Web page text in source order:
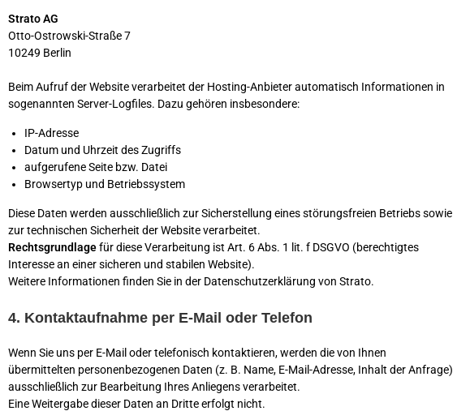
Strato AG
Otto-Ostrowski-Straße 7
10249 Berlin
Beim Aufruf der Website verarbeitet der Hosting-Anbieter automatisch Informationen in
sogenannten Server-Logfiles. Dazu gehören insbesondere:
IP-Adresse
Datum und Uhrzeit des Zugriffs
aufgerufene Seite bzw. Datei
Browsertyp und Betriebssystem
Diese Daten werden ausschließlich zur Sicherstellung eines störungsfreien Betriebs sowie
zur technischen Sicherheit der Website verarbeitet.
Rechtsgrundlagefür diese Verarbeitung ist Art. 6 Abs. 1 lit. f DSGVO (berechtigtes
Interesse an einer sicheren und stabilen Website).
Weitere Informationen finden Sie in der Datenschutzerklärung von Strato.
4. Kontaktaufnahme per E-Mail oder Telefon
Wenn Sie uns per E-Mail oder telefonisch kontaktieren, werden die von Ihnen
übermittelten personenbezogenen Daten (z. B. Name, E-Mail-Adresse, Inhalt der Anfrage)
ausschließlich zur Bearbeitung Ihres Anliegens verarbeitet.
Eine Weitergabe dieser Daten an Dritte erfolgt nicht.